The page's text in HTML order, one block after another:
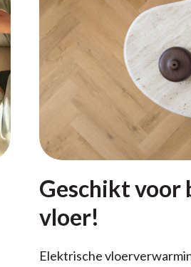
Geschikt voor
vloer!
Elektrische